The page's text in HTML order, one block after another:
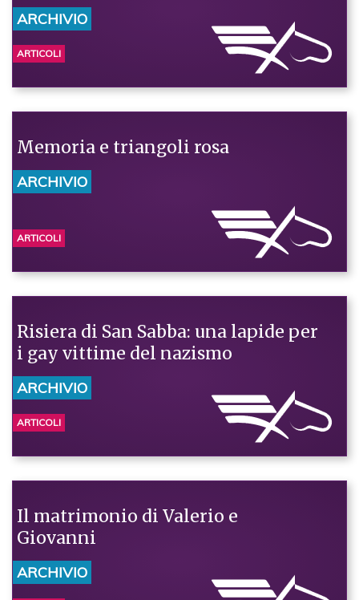
ARCHIVIO
ARTICOLI
Memoria e triangoli rosa
ARCHIVIO
ARTICOLI
Risiera di San Sabba: una lapide per
i gay vittime del nazismo
ARCHIVIO
ARTICOLI
Il matrimonio di Valerio e
Giovanni
ARCHIVIO